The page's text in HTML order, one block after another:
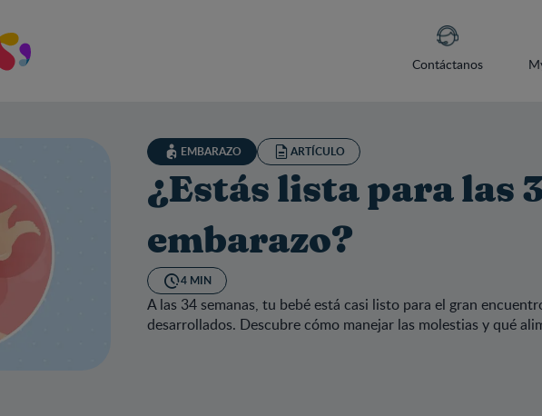
Contáctanos
EMBARAZO ARTÍCULO
¿Estás lista para las
embarazo?
4 MIN
A las 34 semanas, tu bebé está casi listo para el gran
desarrollados. Descubre cómo manejar las molestias y qué